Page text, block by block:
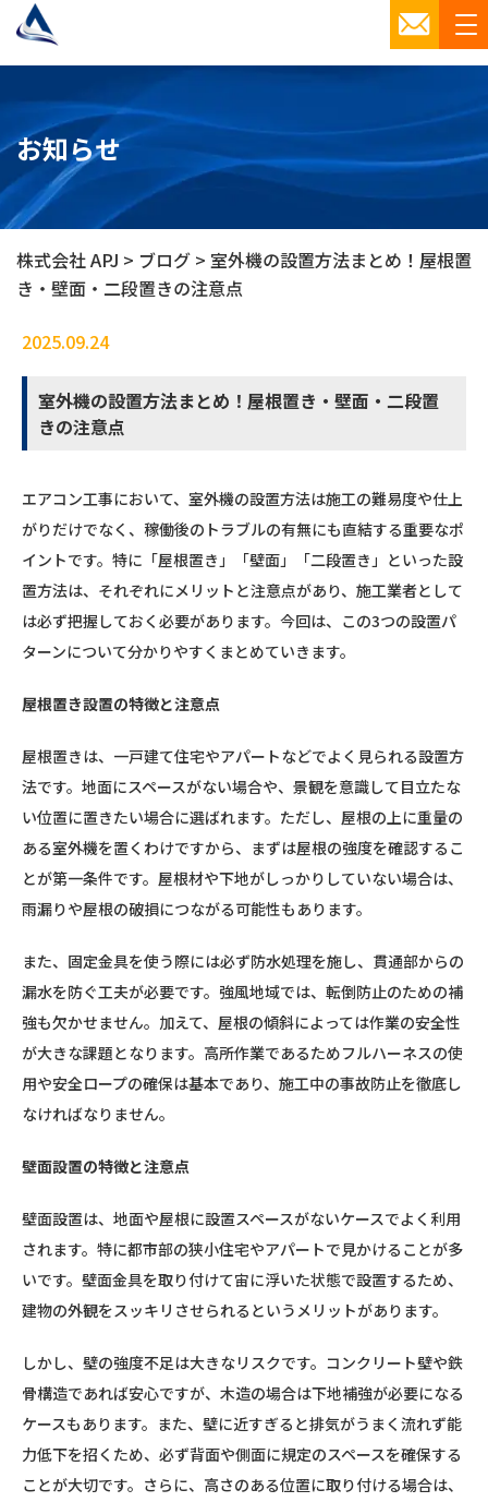
お知らせ
株式会社 APJ > ブログ > 室外機の設置方法まとめ！屋根置
き・壁面・二段置きの注意点
2025.09.24
室外機の設置方法まとめ！屋根置き・壁面・二段置
きの注意点
エアコン工事において、室外機の設置方法は施工の難易度や仕上
がりだけでなく、稼働後のトラブルの有無にも直結する重要なポ
イントです。特に「屋根置き」「壁面」「二段置き」といった設
置方法は、それぞれにメリットと注意点があり、施工業者として
は必ず把握しておく必要があります。今回は、この3つの設置パ
ターンについて分かりやすくまとめていきます。
屋根置き設置の特徴と注意点
屋根置きは、一戸建て住宅やアパートなどでよく見られる設置方
法です。地面にスペースがない場合や、景観を意識して目立たな
い位置に置きたい場合に選ばれます。ただし、屋根の上に重量の
ある室外機を置くわけですから、まずは屋根の強度を確認するこ
とが第一条件です。屋根材や下地がしっかりしていない場合は、
雨漏りや屋根の破損につながる可能性もあります。
また、固定金具を使う際には必ず防水処理を施し、貫通部からの
漏水を防ぐ工夫が必要です。強風地域では、転倒防止のための補
強も欠かせません。加えて、屋根の傾斜によっては作業の安全性
が大きな課題となります。高所作業であるためフルハーネスの使
用や安全ロープの確保は基本であり、施工中の事故防止を徹底し
なければなりません。
壁面設置の特徴と注意点
壁面設置は、地面や屋根に設置スペースがないケースでよく利用
されます。特に都市部の狭小住宅やアパートで見かけることが多
いです。壁面金具を取り付けて宙に浮いた状態で設置するため、
建物の外観をスッキリさせられるというメリットがあります。
しかし、壁の強度不足は大きなリスクです。コンクリート壁や鉄
骨構造であれば安心ですが、木造の場合は下地補強が必要になる
ケースもあります。また、壁に近すぎると排気がうまく流れず能
力低下を招くため、必ず背面や側面に規定のスペースを確保する
ことが大切です。さらに、高さのある位置に取り付ける場合は、